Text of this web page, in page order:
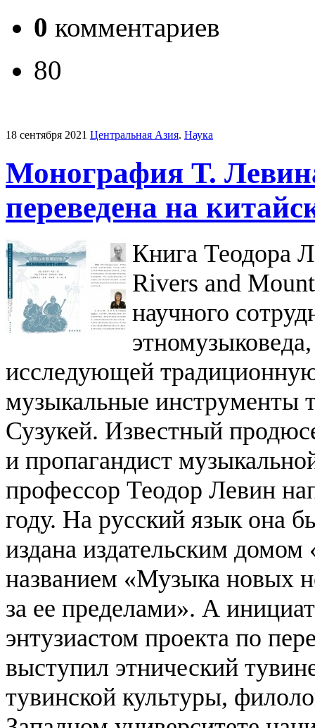
0 комментариев
80
18 сентября 2021 Центральная Азия. Наука
Монография Т.
переведена на
Книга Теодора
Rivers and
научного
исследующей
музыкальные инструменты
Сузукей. Известный
и пропагандист
профессор Теодор Левин
году. На русский язык она
издана издательским
названием «Музыка новых
за ее пределами». А
энтузиастом проекта по
выступил этнический
тувинской культуры,